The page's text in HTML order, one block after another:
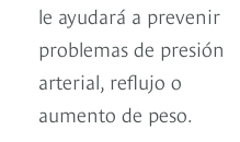
le ayudará a prevenir
problemas de presión
arterial, reflujo o
aumento de peso.